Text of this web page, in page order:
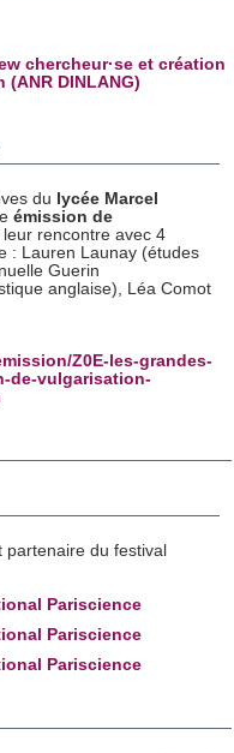
chercheur·se et création
DINLANG)
du lycée Marcel
émission de
rencontre avec 4
: Lauren Launay (études
Guerin
anglaise), Léa Comot
Z0E-les-grandes-
de-vulgarisation-
du festival
Pariscience
Pariscience
Pariscience